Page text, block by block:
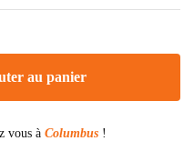
au panier
vous à Columbus !